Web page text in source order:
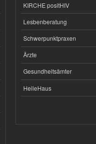
KIRCHE positHIV
Lesbenberatung
Schwerpunktpraxen
Ärzte
Gesundheitsämter
HeileHaus